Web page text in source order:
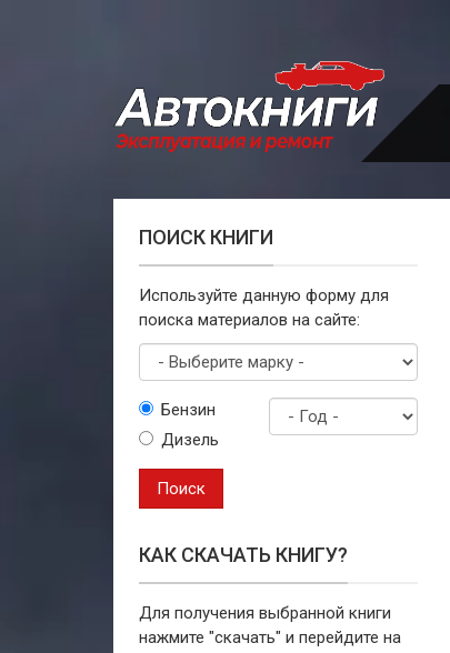
ПОИСК КНИГИ
Используйте данную форму для
поиска материалов на сайте:
маркуБензин
Дизель
Поиск
КАК СКАЧАТЬ КНИГУ?
Для получения выбранной книги
нажмите "скачать" и перейдите на